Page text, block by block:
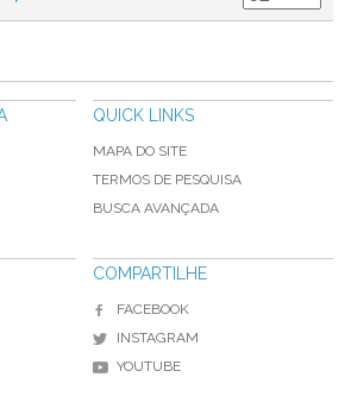
QUICK LINKS
MAPA DO SITE
TERMOS DE PESQUISA
BUSCA AVANÇADA
COMPARTILHE
FACEBOOK
INSTAGRAM
YOUTUBE